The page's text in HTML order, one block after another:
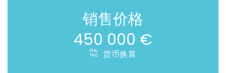
销售价格
450 000 €
货币换算